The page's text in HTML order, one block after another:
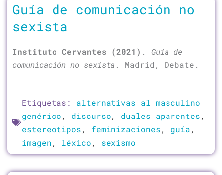
Guía de comunicación no
sexista
Instituto Cervantes (2021) . Guía de
comunicación no sexista . Madrid, Debate.
Etiquetas: alternativas al masculino
genérico, discurso, duales aparentes,
estereotipos, feminizaciones, guía,
imagen, léxico, sexismo